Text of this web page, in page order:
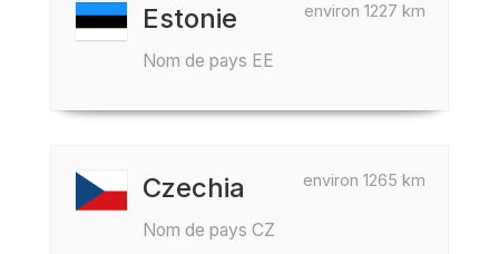
environ 1227 km
Estonie
Nom de pays EE
environ 1265 km
Czechia
Nom de pays CZ